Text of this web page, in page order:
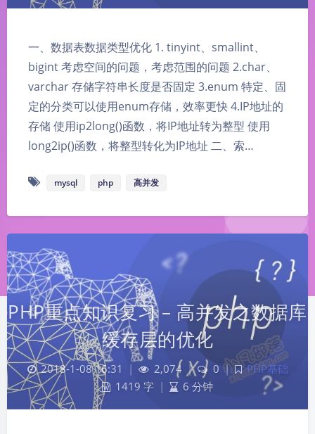
一、数据表数据类型优化 1. tinyint、smallint、
bigint 考虑空间的问题，考虑范围的问题 2.char、
varchar 存储字符串长度是否固定 3.enum 特定、固
定的分类可以使用enum存储，效率更快 4.IP地址的
存储 使用ip2long()函数，将IP地址转为整型 使用
long2ip()函数，将整型转化为IP地址 二、索…
mysql php 高并发
PHP重点知识复习 – 高并发之数据库
缓存层的优化
2018-1-08 16:31 2,074 | 0 |
PHP基础
1419 字
6 分钟